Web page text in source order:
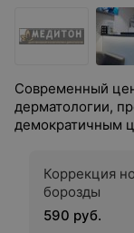
Современный
дерматологии,
демократичным
Коррекция
борозды
590 руб.